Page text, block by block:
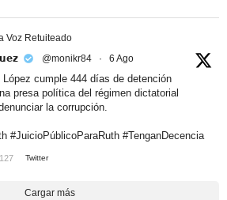
Voz Retuiteado
@monikr84 · 6 Ago
López cumple 444 días de detención
presa política del régimen dictatorial
la corrupción.
#JuicioPúblicoParaRuth #TenganDecencia
127 Twitter
Cargar más